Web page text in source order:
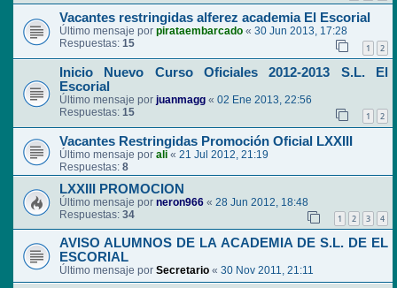
Vacantes restringidas alferez academia El Escorial
Último mensaje por pirataembarcado « 30 Jun 2013, 17:28
Respuestas: 15 1 2
Inicio Nuevo Curso Oficiales 2012-2013 S.L. El
Escorial
Último mensaje por juanmagg « 02 Ene 2013, 22:56
Respuestas: 15 1 2
Vacantes Restringidas Promoción Oficial LXXIII
Último mensaje por ali « 21 Jul 2012, 21:19
Respuestas: 8
LXXIII PROMOCION
Último mensaje por neron966 « 28 Jun 2012, 18:48
Respuestas: 34 1 2 3 4
AVISO ALUMNOS DE LA ACADEMIA DE S.L. DE EL
ESCORIAL
Último mensaje por Secretario « 30 Nov 2011, 21:11